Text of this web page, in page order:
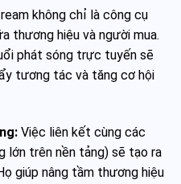
không chỉ là công cụ
thương hiệu và người mua.
phát sóng trực tuyến sẽ
tương tác và tăng cơ hội
Việc liên kết cùng các
lớn trên nền tảng) sẽ tạo ra
giúp nâng tầm thương hiệu